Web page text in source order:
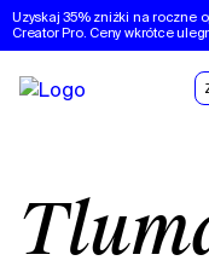
Uzyskaj 35% zniżki na roczne
Creator Pro. Ceny wkrótce
Tłumaczenie